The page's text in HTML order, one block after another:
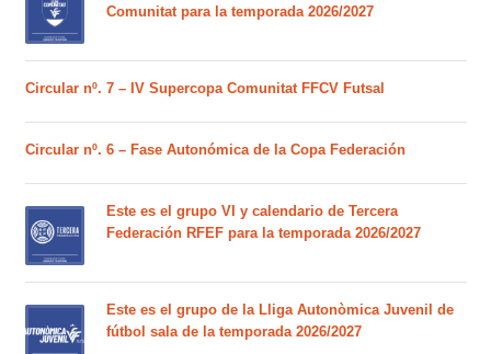
Comunitat para la temporada 2026/2027
Circular nº. 7 – IV Supercopa Comunitat FFCV Futsal
Circular nº. 6 – Fase Autonómica de la Copa Federación
Este es el grupo VI y calendario de Tercera
Federación RFEF para la temporada 2026/2027
Este es el grupo de la Lliga Autonòmica Juvenil de
fútbol sala de la temporada 2026/2027